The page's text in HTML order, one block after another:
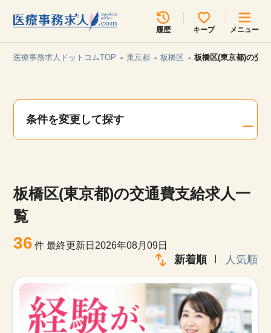
履歴 キープ メニュー
見学会・イベント情報
お知らせ
医療事務求人ドットコムとは
医療事務求人ドットコムTOP 東京都 板橋区 板橋区(東京都)の交
条件を変更して探す
板橋区(東京都)の交通費支給求人一
覧
36 件最終更新日2026年08月09日
新着順 人気順
所在地のエリアを選択してください
各支店担当よりご連絡させていただきます。
関東
甲信越・北陸 中国・四国
九州・沖縄